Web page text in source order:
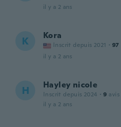
il y a 2 ans
K Kora
Inscrit depuis 2021 · 97
il y a 2 ans
H Hayley nicole
Inscrit depuis 2024 · 9 avis
il y a 2 ans